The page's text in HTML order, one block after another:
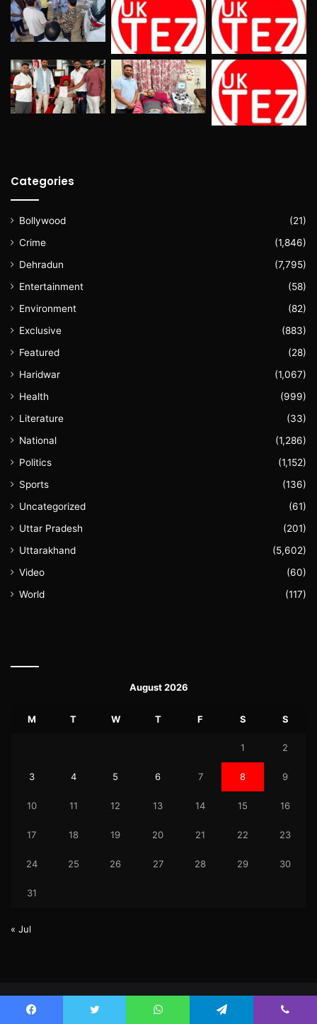
Categories
Bollywood
(21)
Crime
(1,846)
Dehradun
(7,795)
Entertainment
(58)
Environment
(82)
Exclusive
(883)
Featured
(28)
Haridwar
(1,067)
Health
(999)
Literature
(33)
National
(1,286)
Politics
(1,152)
Sports
(136)
Uncategorized
(61)
Uttar Pradesh
(201)
Uttarakhand
(5,602)
Video
(60)
World
(117)
August 2026
M T W T F S S
1 2
3 4 5 6 7 8 9
10 11 12 13 14 15 16
17 18 19 20 21 22 23
24 25 26 27 28 29 30
31
« Jul
© Copyright 2026, Uktez All Rights Reserved.